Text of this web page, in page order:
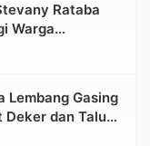
Rataba
Warga
Pepasan
Lembang Gasing
Deker dan Talut
Lembang